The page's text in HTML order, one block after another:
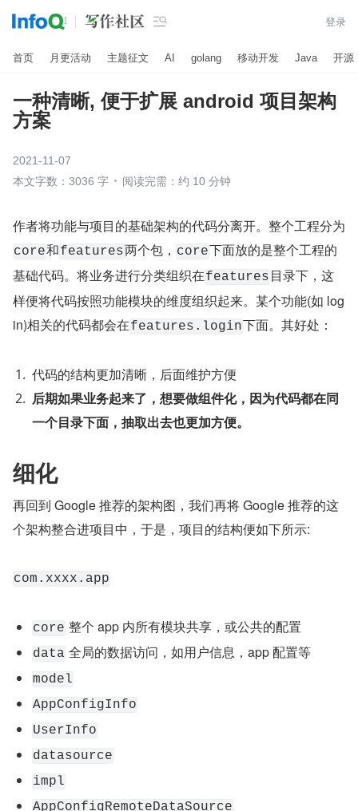
 登录
首页 月更活动 主题征文 AI golang 移动开发 Java 开源
一种清晰, 便于扩展 android 项目架构
方案
2021-11-07
本文字数：3036 字
阅读完需：约 10 分钟
作者将功能与项目的基础架构的代码分离开。整个工程分为
core和features两个包， core下面放的是整个工程的
基础代码。将业务进行分类组织在features 目录下，这
样便将代码按照功能模块的维度组织起来。某个功能(如 log
in)相关的代码都会在features.login下面。其好处：
代码的结构更加清晰，后面维护方便
后期如果业务起来了，想要做组件化，因为代码都在同
一个目录下面，抽取出去也更加方便。
细化
再回到 Google 推荐的架构图，我们再将 Google 推荐的这
个架构整合进项目中，于是，项目的结构便如下所示:
com.xxxx.app
core 整个 app 内所有模块共享，或公共的配置
data 全局的数据访问，如用户信息，app 配置等
model
AppConfigInfo
UserInfo
datasource
impl
AppConfigRemoteDataSource